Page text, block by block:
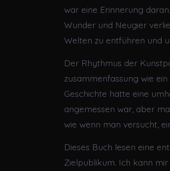
war eine Erinnerung
Wunder und Neugier
Welten zu entführen und
Der Rhythmus der
zusammenfassung wie
Geschichte hatte eine
angemessen war, aber
wie wenn man versucht,
Dieses Buch lesen eine
Zielpublikum. Ich kann